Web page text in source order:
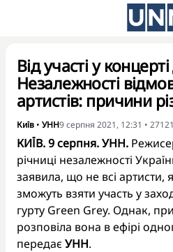
Від участі у
Незалежності
артистів: причини
Київ • УНН9 серпня 2021, 12:31 •
КИЇВ. 9 серпня. УНН.
річниці незалежності
заявила, що не всі
зможуть взяти участь у
гурту Green Grey. Однак,
розповіла вона в ефірі
передає УНН.